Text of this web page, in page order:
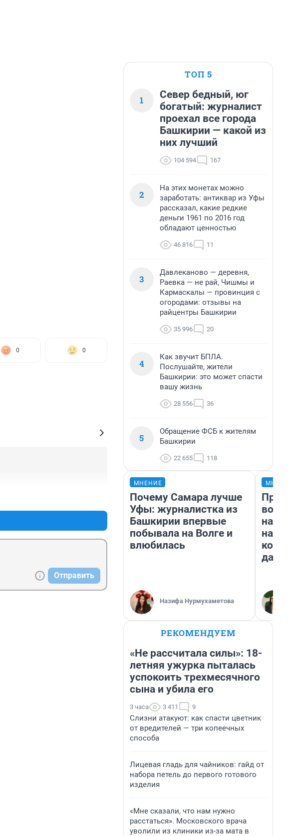
0 0
Отправить
ТОП 5
1
Север бедный, юг
богатый: журналист
проехал все города
Башкирии — какой из
них лучший
104 594 167
2
На этих монетах можно
заработать: антиквар из Уфы
рассказал, какие редкие
деньги 1961 по 2016 год
обладают ценностью
46 816 11
3
Давлеканово — деревня,
Раевка — не рай, Чишмы и
Кармаскалы — провинция с
огородами: отзывы на
райцентры Башкирии
35 996 20
4
Как звучит БПЛА.
Послушайте, жители
Башкирии: это может спасти
вашу жизнь
28 556 36
5
Обращение ФСБ к жителям
Башкирии
22 655 118
МНЕНИЕ
Почему Самара лучше
Уфы: журналистка из
Башкирии впервые
побывала на Волге и
влюбилась
Назифа Нурмухаметова
нам
даже
РЕКОМЕНДУЕМ
«Не рассчитала силы»: 18-
летняя ужурка пыталась
успокоить трехмесячного
сына и убила его
3 часа 3 411 9
Слизни атакуют: как спасти цветник
от вредителей — три копеечных
способа
Лицевая гладь для чайников: гайд от
набора петель до первого готового
изделия
«Мне сказали, что нам нужно
расстаться». Московского врача
уволили из клиники из-за мата в